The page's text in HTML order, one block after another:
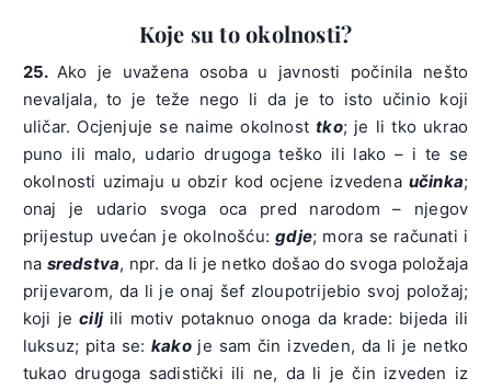
Koje su to okolnosti?
25. Ako je uvažena osoba u javnosti počinila nešto
nevaljala, to je teže nego li da je to isto učinio koji
uličar. Ocjenjuje se naime okolnosttko; je li tko ukrao
puno ili malo, udario drugoga teško ili lako – i te se
okolnosti uzimaju u obzir kod ocjene izvedena učinka;
onaj je udario svoga oca pred narodom – njegov
prijestup uvećan je okolnošću:gdje; mora se računati i
na sredstva, npr. da li je netko došao do svoga položaja
prijevarom, da li je onaj šef zloupotrijebio svoj položaj;
koji jeciljili motiv potaknuo onoga da krade: bijeda ili
luksuz; pita se: kakoje sam čin izveden, da li je netko
tukao drugoga sadistički ili ne, da li je čin izveden iz